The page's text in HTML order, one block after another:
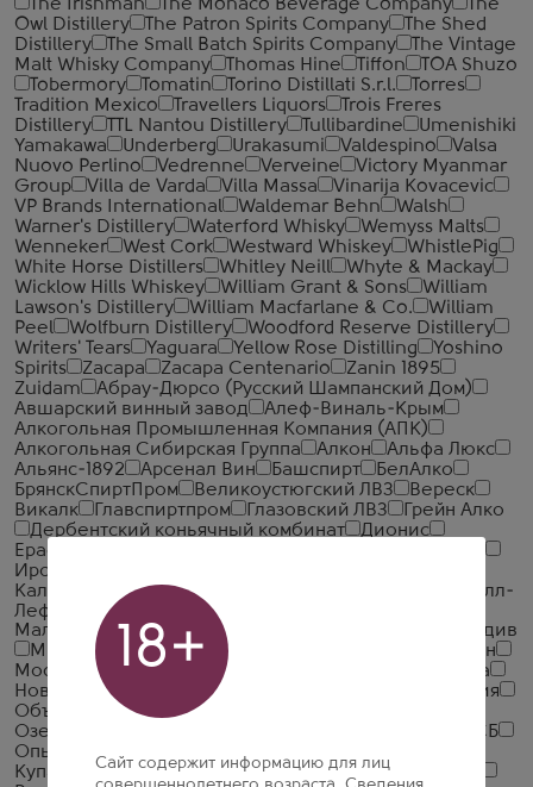
The Irishman
The Monaco Beverage Company
The
Owl Distillery
The Patron Spirits Company
The Shed
Distillery
The Small Batch Spirits Company
The Vintage
Malt Whisky Company
Thomas Hine Tiffon
TOA Shuzo
Tobermory
Tomatin Torino Distillati S.r.l.
Torres
Tradition Mexico
Travellers Liquors
Trois Freres
Distillery
TTL Nantou Distillery Tullibardine
Umenishiki
Yamakawa
Underberg Urakasumi Valdespino
Valsa
Nuovo Perlino
Vedrenne Verveine
Victory Myanmar
Group
Villa de Varda Villa Massa
Vinarija Kovacevic
VP Brands International
Waldemar Behn
Walsh
Warner's Distillery
Waterford Whisky
Wemyss Malts
Wenneker
West Cork Westward Whiskey
WhistlePig
White Horse Distillers
Whitley Neill
Whyte & Mackay
Wicklow Hills Whiskey
William Grant & Sons
William
Lawson's Distillery
William Macfarlane & Co.
William
Peel
Wolfburn Distillery
Woodford Reserve Distillery
Writers' Tears
Yaguara Yellow Rose Distilling
Yoshino
Spirits
Zacapa Zacapa Centenario
Zanin 1895
Zuidam
Абрау-Дюрсо (Русский Шампанский Дом)
Авшарский винный завод
Алеф-Виналь-Крым
Алкогольная Промышленная Компания (АПК)
Алкогольная Сибирская Группа
Алкон
Альфа Люкс
Альянс-1892
Арсенал Вин Башспирт
БелАлко
БрянскСпиртПром
Великоустюгский ЛВЗ
Вереск
Викалк
Главспиртпром Глазовский ЛВЗ
Грейн Алко
Дербентский коньячный комбинат
Дионис
Ерасхский винный завод
Иронсан
Калужский Кристалл
Кристалл-
Лефортово ГК
Ладога
Малиновщизненский Спиртоводочный Завод Аквадив
Минск Кристалл
Минский завод виноградных вин
Московский завод Кристалл
Нива
Новокубанское
Объединенная Водочная Компания
Объединенные Пензенские Водочные Заводы
Озерский спиртоводочный завод (ОСВЗ)
ООО ССБ
Опытный завод НИВА
Первомайский
Купажный Завод
Пермалко Радамир
Родник и К
18+
Сайт содержит информацию для лиц